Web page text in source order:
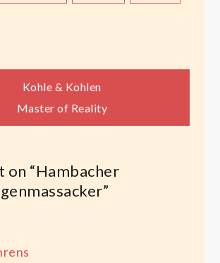
Kohle & Kohlen
Master of Reality
on “Hambacher
”